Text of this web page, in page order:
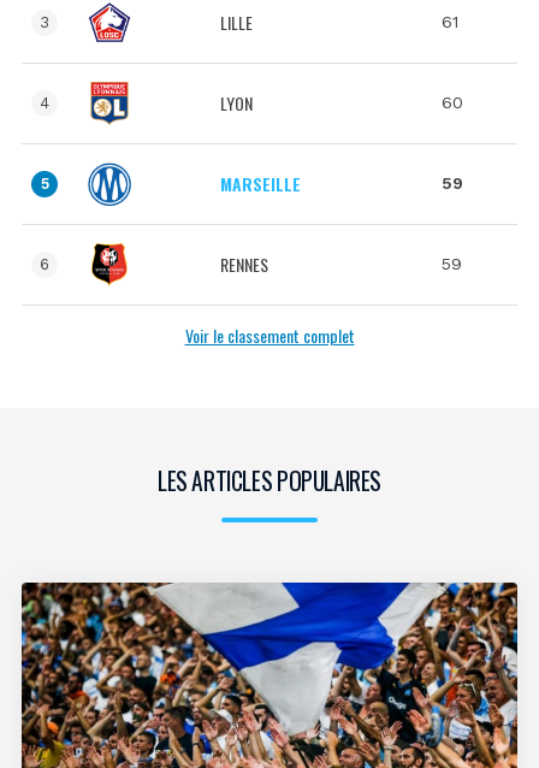
3 LILLE 61
4 LYON 60
5 MARSEILLE 59
6 RENNES 59
Voir le classement complet
LES ARTICLES POPULAIRES